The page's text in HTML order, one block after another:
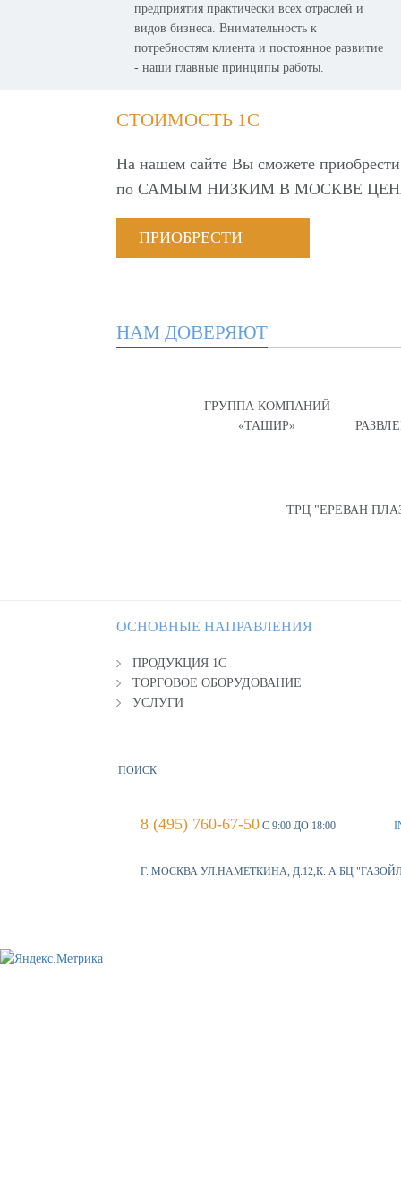
предприятия практически всех отраслей и
видов бизнеса. Внимательность к
потребностям клиента и постоянное развитие
- наши главные принципы работы.
СТОИМОСТЬ 1С
На нашем сайте Вы сможете
по САМЫМ НИЗКИМ В МОСКВЕ
ПРИОБРЕСТИ
НАМ ДОВЕРЯЮТ
ГРУППА КОМПАНИЙ
«ТАШИР»
ТРЦ "ЕРЕВАН
ОСНОВНЫЕ НАПРАВЛЕНИЯ
ПРОДУКЦИЯ 1С
ТОРГОВОЕ ОБОРУДОВАНИЕ
УСЛУГИ
8 (495) 760-67-50 С 9:00 ДО 18:00
Г. МОСКВА УЛ.НАМЕТКИНА, Д.12,К. А БЦ